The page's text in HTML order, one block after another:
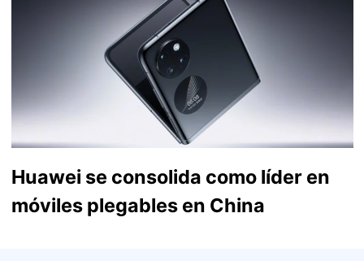
Huawei se consolida como líder en
móviles plegables en China